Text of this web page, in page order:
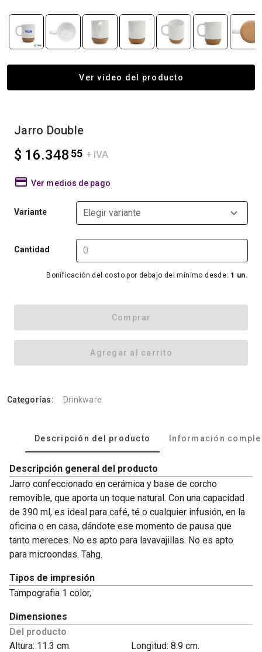
Ver video del producto
Jarro Double
$ 16.34855 + IVA
Ver medios de pago
Variante Elegir variante
Cantidad
Bonificación del costo por debajo del mínimo desde: 1 un.
Comprar
Agregar al carrito
Categorías: Drinkware
Descripción del producto Información
Descripción general del producto
Jarro confeccionado en cerámica y base de corcho
removible, que aporta un toque natural. Con una capacidad
de 390 ml, es ideal para café, té o cualquier infusión, en la
oficina o en casa, dándote ese momento de pausa que
tanto mereces. No es apto para lavavajillas. No es apto
para microondas. Tahg.
Tipos de impresión
Tampografia 1 color,
Dimensiones
Del producto
Altura: 11.3 cm.
Longitud: 8.9 cm.